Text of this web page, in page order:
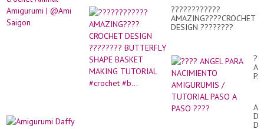
????????????
AMAZING????CROCHET
DESIGN ????????
TUTORIAL #crochet
#b...
/